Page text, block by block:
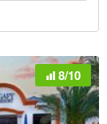
8/10